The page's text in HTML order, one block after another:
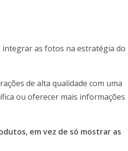
as fotos na estratégia do
de alta qualidade com uma
ou oferecer mais informações
em vez de só mostrar as